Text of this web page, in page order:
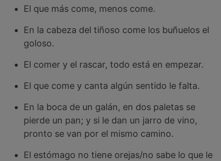
El que más come, menos come.
En la cabeza del tiñoso come los buñuelos el
goloso.
El comer y el rascar, todo está en empezar.
El que come y canta algún sentido le falta.
En la boca de un galán, en dos paletas se
pierde un pan; y si le dan un jarro de vino,
pronto se van por el mismo camino.
El estómago no tiene orejas/no sabe lo que le